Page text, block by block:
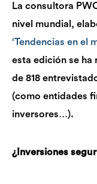
La consultora
nivel mundial,
‘Tendencias en el
esta edición se ha
de 818
(como entidades
inversores…).
¿Inversiones